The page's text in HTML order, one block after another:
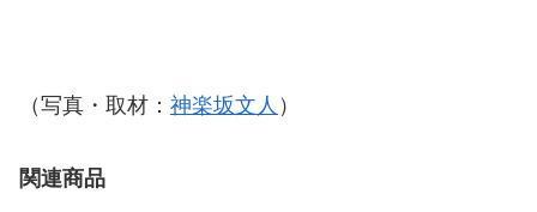
（写真・取材： 神楽坂文人 ）
関連商品